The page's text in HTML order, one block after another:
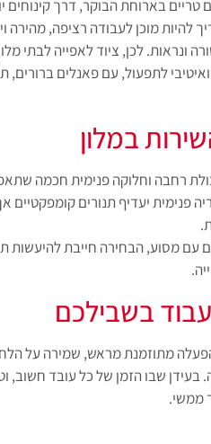
בארוחת הבוקר, דרך קינוחים
להיות מוכן לעבודה רציפה, מהירה
לכן, ציוד לאפייה לבתי
לתפעול, עם פאנלים ברורים,
במלון
רחבה וחלוקה פנימית חכמה
פנימית יעדיף תנורים קומפקטיים
עם מסוע, הבחירה חייבת
בשבילכם
מתוזמנת מראש, שמירה על
שבו הזמן של כל עובד חשוב,
ממשי.